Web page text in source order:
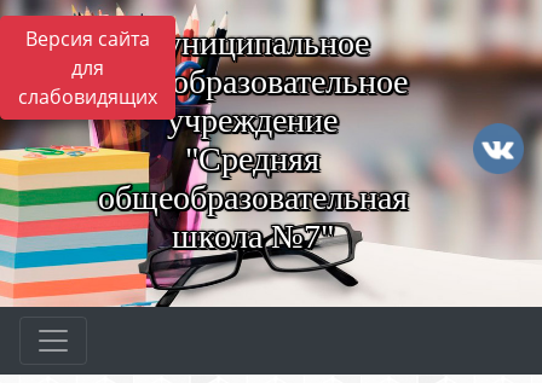
Версия сайта
для
слабовидящих
Муниципальное
общеобразовательное
учреждение
"Средняя
общеобразовательная
школа №7"